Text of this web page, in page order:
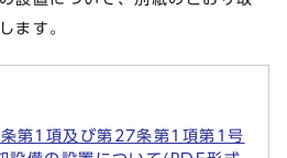
ます。
第1項及び第27条第1項第1号